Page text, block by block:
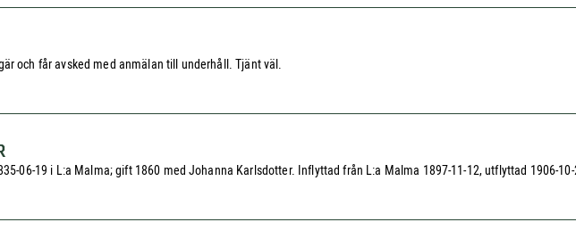
och får avsked med anmälan till underhåll. Tjänt väl.
06-19 i L:a Malma; gift 1860 med Johanna Karlsdotter. Inflyttad från L:a Malma 1897-11-12, utflyttad 1906-